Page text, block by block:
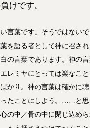
けです。
言葉です。そうではない
を語る者として神に召さ
の言葉であります。神の
レミヤにとっては楽なこ
かり。神の言葉は確かに
たことにしよう。……と思
の中／骨の中に閉じ込め